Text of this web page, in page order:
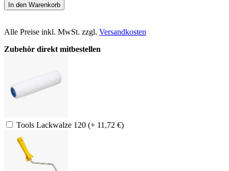
In den Warenkorb
Alle Preise inkl. MwSt. zzgl. Versandkosten
Zubehör direkt mitbestellen
Tools Lackwalze 120 (+ 11,72 €)